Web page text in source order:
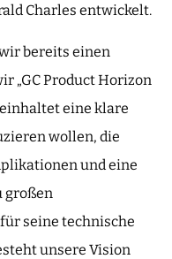
Charles entwickelt.
bereits einen
„GC Product Horizon
eine klare
wollen, die
und eine
großen
seine technische
unsere Vision